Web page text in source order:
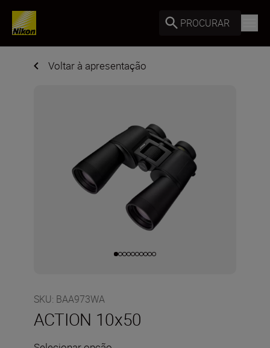
PROCURAR
Voltar à apresentação
SKU: BAA973WA
ACTION 10x50